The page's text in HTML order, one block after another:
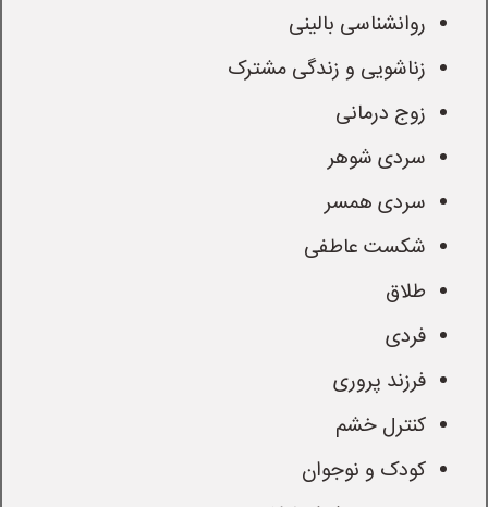
روانشناسی بالینی
زناشویی و زندگی مشترک
زوج درمانی
سردی شوهر
سردی همسر
شکست عاطفی
طلاق
فردی
فرزند پروری
کنترل خشم
کودک و نوجوان